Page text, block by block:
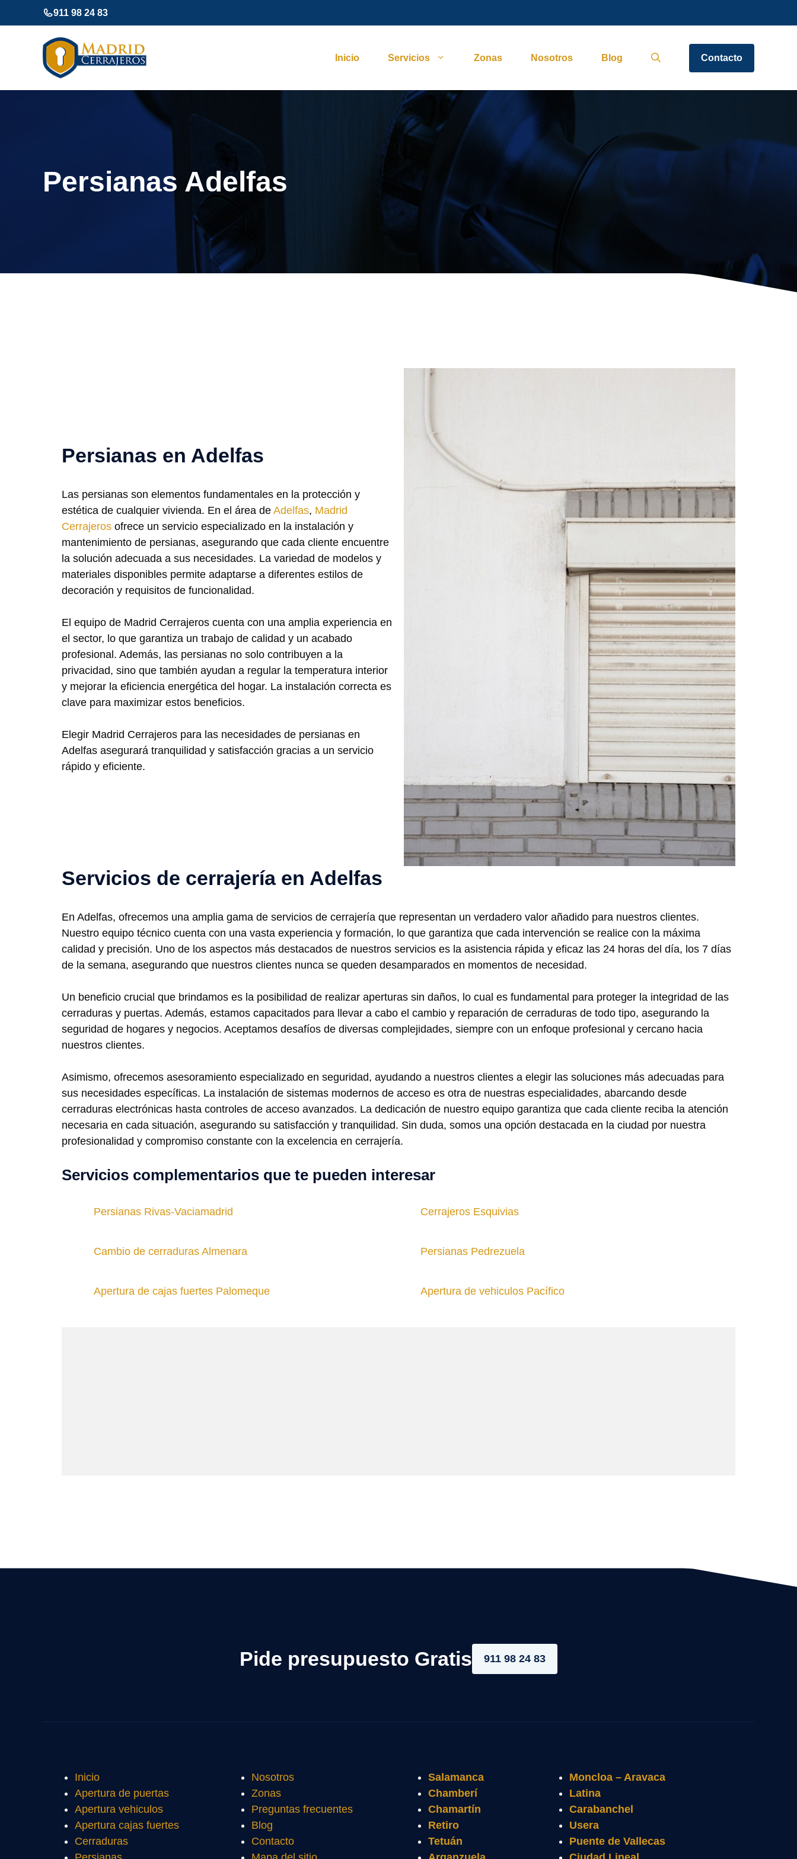
al
911 98 24 83
Inicio Servicios Zonas Nosotros Blog Contacto
Persianas Adelfas
Persianas en Adelfas
Las persianas son elementos fundamentales en la protección y
estética de cualquier vivienda. En el área de Adelfas, Madrid
Cerrajeros ofrece un servicio especializado en la instalación y
mantenimiento de persianas, asegurando que cada cliente encuentre
la solución adecuada a sus necesidades. La variedad de modelos y
materiales disponibles permite adaptarse a diferentes estilos de
decoración y requisitos de funcionalidad.
El equipo de Madrid Cerrajeros cuenta con una amplia experiencia en
el sector, lo que garantiza un trabajo de calidad y un acabado
profesional. Además, las persianas no solo contribuyen a la
privacidad, sino que también ayudan a regular la temperatura interior
y mejorar la eficiencia energética del hogar. La instalación correcta es
clave para maximizar estos beneficios.
Elegir Madrid Cerrajeros para las necesidades de persianas en
Adelfas asegurará tranquilidad y satisfacción gracias a un servicio
rápido y eficiente.
Servicios de cerrajería en Adelfas
En Adelfas, ofrecemos una amplia gama de servicios de cerrajería que representan un verdadero valor añadido para nuestros clientes.
Nuestro equipo técnico cuenta con una vasta experiencia y formación, lo que garantiza que cada intervención se realice con la máxima
calidad y precisión. Uno de los aspectos más destacados de nuestros servicios es la asistencia rápida y eficaz las 24 horas del día, los 7 días
de la semana, asegurando que nuestros clientes nunca se queden desamparados en momentos de necesidad.
Un beneficio crucial que brindamos es la posibilidad de realizar aperturas sin daños, lo cual es fundamental para proteger la integridad de las
cerraduras y puertas. Además, estamos capacitados para llevar a cabo el cambio y reparación de cerraduras de todo tipo, asegurando la
seguridad de hogares y negocios. Aceptamos desafíos de diversas complejidades, siempre con un enfoque profesional y cercano hacia
nuestros clientes.
Asimismo, ofrecemos asesoramiento especializado en seguridad, ayudando a nuestros clientes a elegir las soluciones más adecuadas para
sus necesidades específicas. La instalación de sistemas modernos de acceso es otra de nuestras especialidades, abarcando desde
cerraduras electrónicas hasta controles de acceso avanzados. La dedicación de nuestro equipo garantiza que cada cliente reciba la atención
necesaria en cada situación, asegurando su satisfacción y tranquilidad. Sin duda, somos una opción destacada en la ciudad por nuestra
profesionalidad y compromiso constante con la excelencia en cerrajería.
Servicios complementarios que te pueden interesar
Persianas Rivas-Vaciamadrid Cerrajeros Esquivias
Cambio de cerraduras Almenara Persianas Pedrezuela
Apertura de cajas fuertes Palomeque Apertura de vehiculos Pacífico
Pide presupuesto Gratis 911 98 24 83
Inicio
Apertura de puertas
Apertura vehiculos
Apertura cajas fuertes
Cerraduras
Nosotros
Zonas
Preguntas frecuentes
Blog
Contacto
Salamanca
Chamberí
Chamartín
Retiro
Tetuán
Moncloa – Aravaca
Latina
Carabanchel
Usera
Puente de Vallecas